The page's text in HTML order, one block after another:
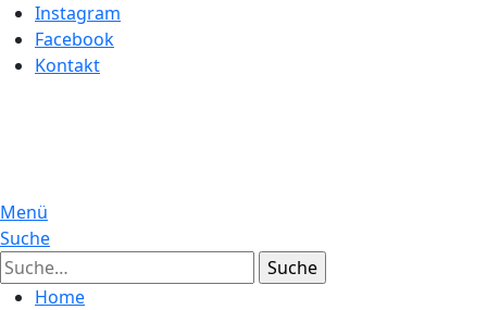
Instagram
Facebook
Kontakt
Menü
Suche
Suche
Home